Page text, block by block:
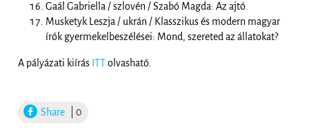
Gaál Gabriella / szlovén / Szabó Magda: Az ajtó
Musketyk Leszja / ukrán / Klasszikus és modern magyar
írók gyermekelbeszélései: Mond, szereted az állatokat?
A pályázati kiírás ITTolvasható.
Share | 0